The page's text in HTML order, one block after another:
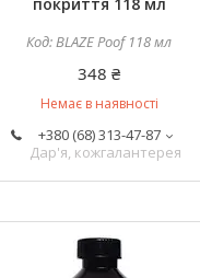
BLAZE Poof 118 мл
348 ₴
Немає в наявності
+380 (68) 313-47-87
Дар'я, кожгалантерея